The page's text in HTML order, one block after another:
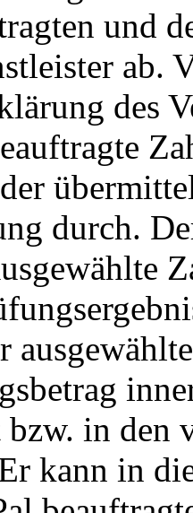
und
ab.
des
durch.
in den
kann in